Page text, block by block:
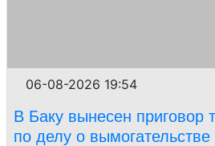
06-08-2026 19:54
В Баку вынесен приговор
по делу о вымогательстве